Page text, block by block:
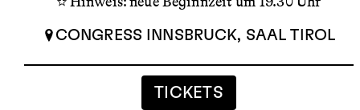
CONGRESS INNSBRUCK, SAAL TIROL
TICKETS